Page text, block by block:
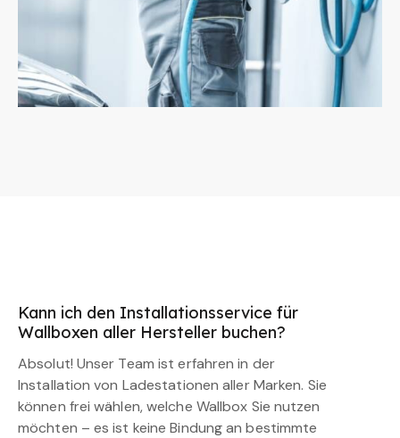
Kann ich den Installationsservice für
Wallboxen aller Hersteller buchen?
Absolut! Unser Team ist erfahren in der
Installation von Ladestationen aller Marken. Sie
können frei wählen, welche Wallbox Sie nutzen
möchten – es ist keine Bindung an bestimmte